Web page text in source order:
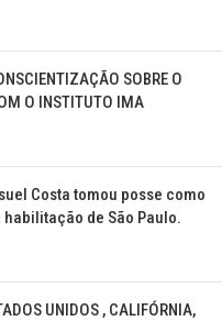
SOBRE O
O INSTITUTO IMA
Costa tomou posse como
de São Paulo.
UNIDOS , CALIFÓRNIA,